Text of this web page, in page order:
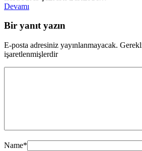
Devamı
Bir yanıt yazın
E-posta adresiniz yayınlanmayacak.
işaretlenmişlerdir
Name*